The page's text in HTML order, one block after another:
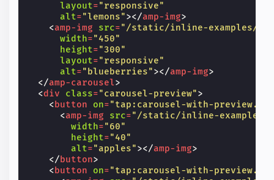
layout="responsive"
alt="lemons"></amp-img>
<amp-img src="/static/inline-examples/
width="450"
height="300"
layout="responsive"
alt="blueberries"></amp-img>
</amp-carousel>
<div class="carousel-preview">
<button on="tap:carousel-with-
<amp-img src="/static/inline-examples/
width="60"
height="40"
alt="apples"></amp-img>
</button>
<button on="tap:carousel-with-